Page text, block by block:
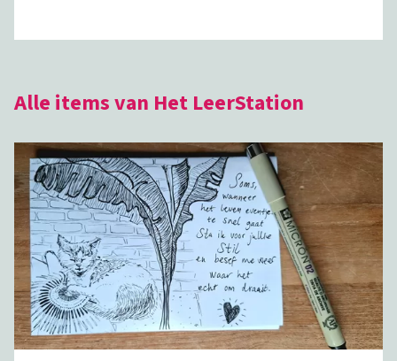
Alle items van Het LeerStation